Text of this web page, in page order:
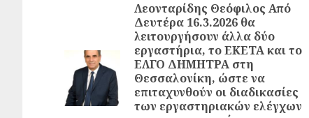
Λεονταρίδης Θεόφιλος Από
Δευτέρα 16.3.2026 θα
λειτουργήσουν άλλα δύο
εργαστήρια, το ΕΚΕΤΑ και το
ΕΛΓΟ ΔΗΜΗΤΡΑ στη
Θεσσαλονίκη, ώστε να
επιταχυνθούν οι διαδικασίες
των εργαστηριακών ελέγχων